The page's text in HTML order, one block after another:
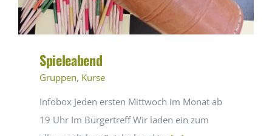
Spieleabend
Gruppen, Kurse
Infobox Jeden ersten Mittwoch im Monat ab
19 Uhr Im Bürgertreff Wir laden ein zum